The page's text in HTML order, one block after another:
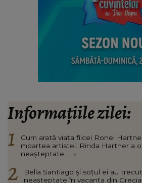
Informațiile zilei:
Cum arată viața fiicei Ronei
moartea artistei. Rinda Hartner a
neașteptate:...
»
Bella Santiago și soțul ei au
neașteptate în vacanța din Grecia.